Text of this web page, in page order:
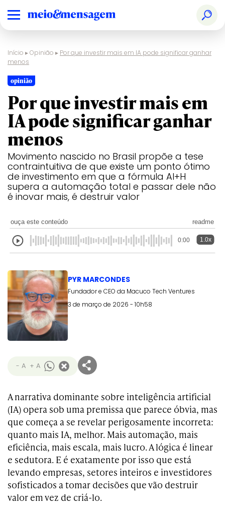
Início ▸Opinião ▸ Por que investir mais em IA pode significar ganhar
menos
opinião
Por que investir mais em
IA pode significar ganhar
menos
Movimento nascido no Brasil propõe a tese
contraintuitiva de que existe um ponto ótimo
de investimento em que a fórmula AI+H
supera a automação total e passar dele não
é inovar mais, é destruir valor
ouça este conteúdo readme
0:00 1.0x
PYR MARCONDES
Fundador e CEO da Macuco Tech Ventures
3 de março de 2026 - 10h58
- A + A
A narrativa dominante sobre inteligência artificial
(IA) opera sob uma premissa que parece óbvia, mas
que começa a se revelar perigosamente incorreta:
quanto mais IA, melhor. Mais automação, mais
eficiência, mais escala, mais lucro. A lógica é linear
e sedutora. E é exatamente por isso que está
levando empresas, setores inteiros e investidores
sofisticados a tomar decisões que vão destruir
valor em vez de criá-lo.